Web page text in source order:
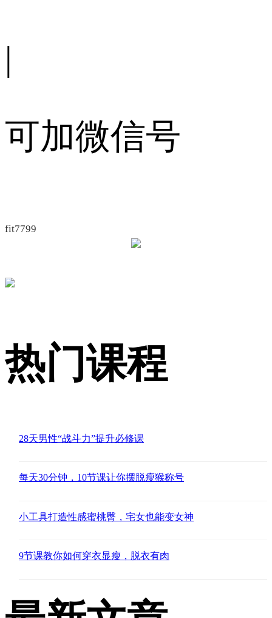
|
可加微信号
fit7799
热门课程
28天男性“战斗力”提升必修课
每天30分钟，10节课让你摆脱瘦猴称号
小工具打造性感蜜桃臀，宅女也能变女神
9节课教你如何穿衣显瘦，脱衣有肉